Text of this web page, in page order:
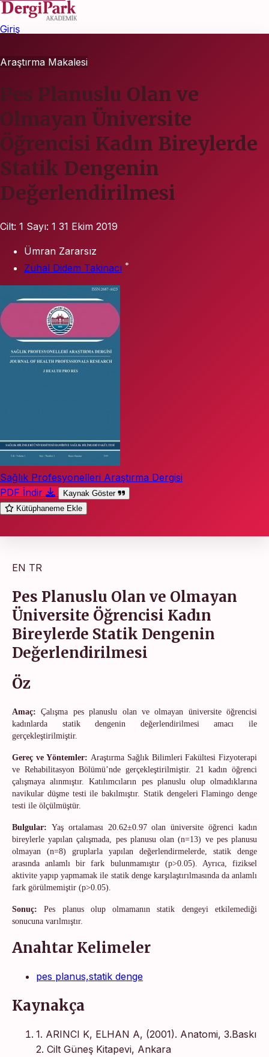
Giriş
Araştırma Makalesi
Pes Planuslu Olan ve
Olmayan Üniversite
Öğrencisi Kadın Bireylerde
Statik Dengenin
Değerlendirilmesi
Cilt: 1 Sayı: 1 31 Ekim 2019
Ümran Zararsız
Zuhal Didem Takinacı *
Sağlık Profesyonelleri Araştırma Dergisi
PDF İndir
Kaynak Göster
Kütüphaneme Ekle
EN TR
Pes Planuslu Olan ve Olmayan
Üniversite Öğrencisi Kadın
Bireylerde Statik Dengenin
Değerlendirilmesi
Öz
Amaç: Çalışma pes planuslu olan ve olmayan üniversite öğrencisi
kadınlarda statik dengenin değerlendirilmesi amacı ile
gerçekleştirilmiştir.
Gereç ve Yöntemler: Araştırma Sağlık Bilimleri Fakültesi Fizyoterapi
ve Rehabilitasyon Bölümü’nde gerçekleştirilmiştir. 21 kadın öğrenci
çalışmaya alınmıştır. Katılımcıların pes planuslu olup olmadıklarına
navikular düşme testi ile bakılmıştır. Statik dengeleri Flamingo denge
testi ile ölçülmüştür.
Bulgular: Yaşortalaması 20.62±0.97olan üniversite öğrenci kadın
bireylerle yapılan çalışmada, pes planusu olan (n=13) ve pes planusu
olmayan (n=8) gruplarla yapılan değerlendirmelerde, statik denge
arasında anlamlı bir fark bulunmamıştır (p>0.05). Ayrıca, fiziksel
aktivite yapıp yapmamak ile statik denge karşılaştırılmasında da anlamlı
fark görülmemiştir (p>0.05).
Sonuç:Pes planus olup olmamanın statik dengeyi etkilemediği
sonucuna varılmıştır.
Anahtar Kelimeler
pes planus,statik denge
Kaynakça
1. ARINCI K, ELHAN A, (2001). Anatomi, 3.Baskı
2. Cilt Güneş Kitapevi, Ankara